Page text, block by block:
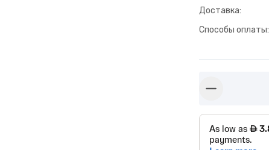
Доставка:
Способы оплаты: